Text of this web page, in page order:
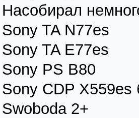
Насобирал
Sony TA N77es
Sony TA E77es
Sony PS B80
Sony CDP X559es
Swoboda 2+